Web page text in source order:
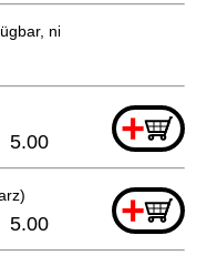
nicht bestellbar
+
5.00
+
5.00